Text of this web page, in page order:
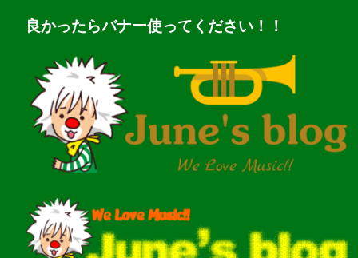
良かったらバナー使ってください！！